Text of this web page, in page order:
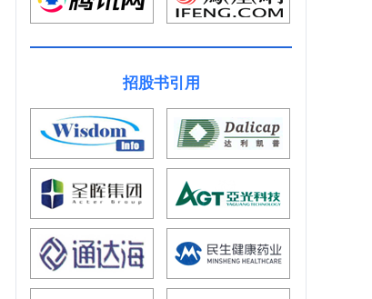
招股书引用